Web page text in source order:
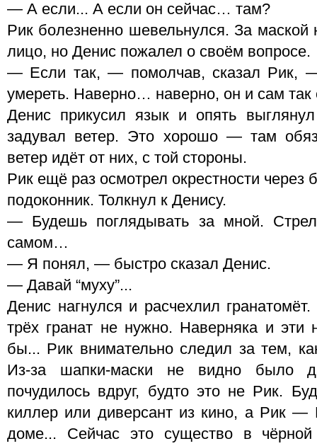
— А если... А если он сейчас… там?
Рик болезненно шевельнулся. За маской
лицо, но Денис пожалел о своём вопросе.
— Если так, — помолчав, сказал Рик,
умереть. Наверно… наверно, он и сам
Денис прикусил язык и опять
задувал ветер. Это хорошо — там
ветер идёт от них, с той стороны.
Рик ещё раз осмотрел окрестности через
подоконник. Толкнул к Денису.
— Будешь поглядывать за мной.
самом…
— Я понял, — быстро сказал Денис.
— Давай “муху”...
Денис нагнулся и расчехлил
трёх гранат не нужно. Наверняка и эти
бы... Рик внимательно следил за тем,
Из-за шапки-маски не видно было
почудилось вдруг, будто это не Рик.
киллер или диверсант из кино, а Рик
доме... Сейчас это существо в